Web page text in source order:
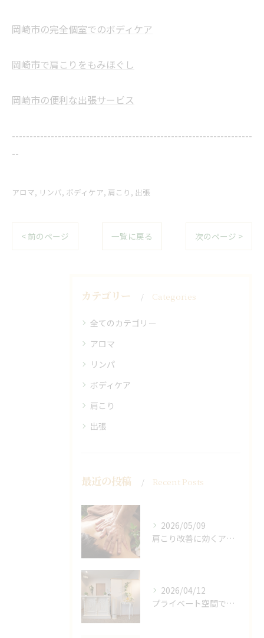
岡崎市の完全個室でのボディケア
岡崎市で肩こりをもみほぐし
岡崎市の便利な出張サービス
--------------------------------------------------------------------
--
アロマ リンパ ボディケア 肩こり 出張
< 前のページ 一覧に戻る 次のページ >
カテゴリー Categories
全てのカテゴリー
アロマ
リンパ
ボディケア
肩こり
出張
最近の投稿 Recent Posts
2026/05/09
肩こり改善に効くアロマリンパの手技と効果
2026/04/12
プライベート空間で極上アロマリンパケアの効果